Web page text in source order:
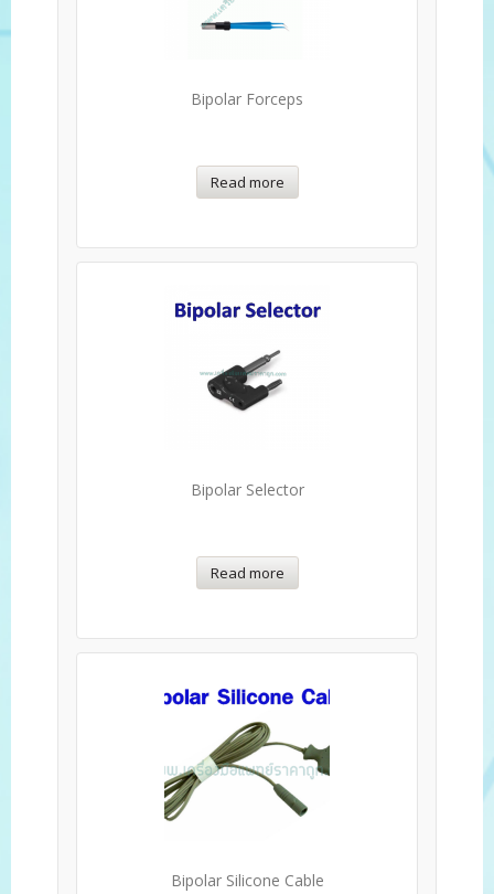
Bipolar Forceps
Read more
Bipolar Selector
Read more
Bipolar Silicone Cable